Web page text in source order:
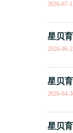
2026-07-
星贝
2026-06-
星贝
2026-04-
星贝